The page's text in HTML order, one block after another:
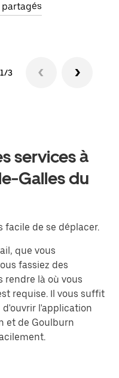
1/3
services à
Galles du
facile de se déplacer.
que vous
fassiez des
rendre là où vous
requise. Il vous suffit
l'application
et de Goulburn